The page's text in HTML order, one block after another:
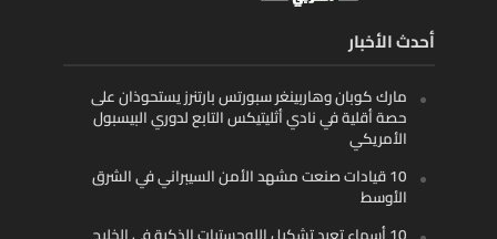
أحدث الأخبار
مارك كوبان وهاربينغر سبورتس بارتنرز يستحوذان على
حصة أقلية في نادي أثليتيكس التابع لدوري البيسبول
الأمريكي
10 قيادات صنعت مشهد الأمن السيبراني في الشرق
الأوسط